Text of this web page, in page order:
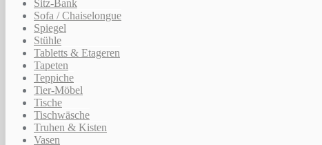
Sitz-Bank
Sofa / Chaiselongue
Spiegel
Stühle
Tabletts & Etageren
Tapeten
Teppiche
Tier-Möbel
Tische
Tischwäsche
Truhen & Kisten
Vasen